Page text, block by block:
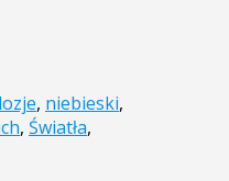
, niebieski,
, Światła,